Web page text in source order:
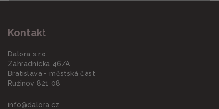
Kontakt
Dalora s.r.o.
Záhradnícka 46/A
Bratislava - městská část
Ružinov 821 08
info@dalora.cz